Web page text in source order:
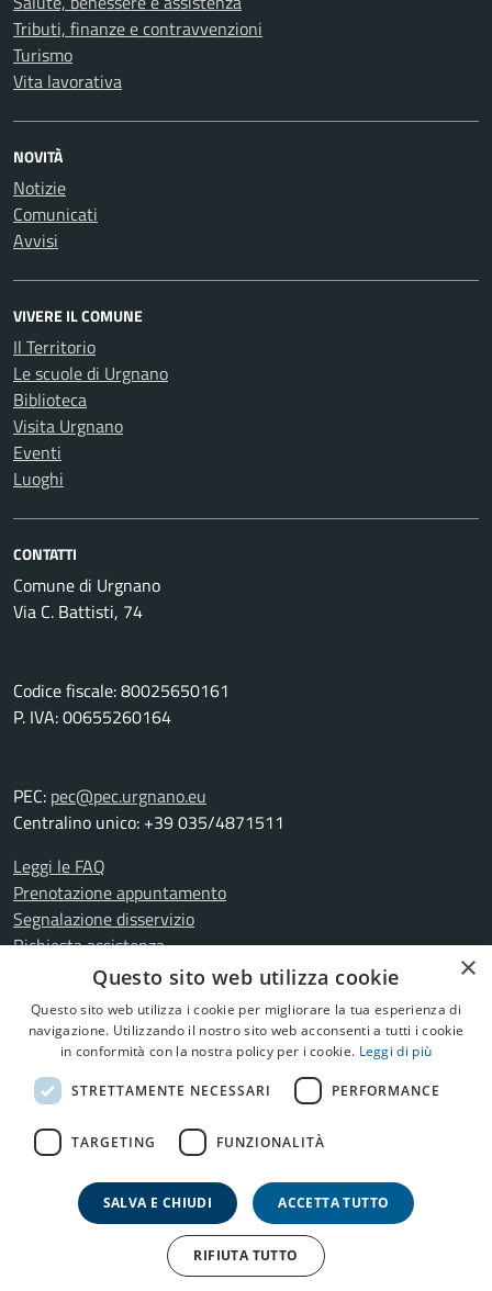
Tributi, finanze e contravvenzioni
Turismo
Vita lavorativa
NOVITÀ
Notizie
Comunicati
Avvisi
VIVERE IL COMUNE
Il Territorio
Le scuole di Urgnano
Biblioteca
Visita Urgnano
Eventi
Luoghi
CONTATTI
Comune di Urgnano
Via C. Battisti, 74
Codice fiscale: 80025650161
P. IVA: 00655260164
PEC: pec@pec.urgnano.eu
Centralino unico: +39 035/4871511
Leggi le FAQ
Prenotazione appuntamento
Segnalazione disservizio
Richiesta assistenza
Amministrazione trasparente
Informativa privacy
Cookie Policy
Note legali
Dichiarazione di accessibilità
Meccanismo di feedback
Whistleblowing
Mappa del Sito
Comune di Urgnano
Webagency Qweb
×
Questo sito web utilizza cookie
Questo sito web utilizza i cookie per migliorare la tua esperienza di
navigazione. Utilizzando il nostro sito web acconsenti a tutti i cookie
in conformità con la nostra policy per i cookie. Leggi di più
STRETTAMENTE NECESSARI PERFORMANCE
TARGETING FUNZIONALITÀ
SALVA E CHIUDI ACCETTA TUTTO
RIFIUTA TUTTO